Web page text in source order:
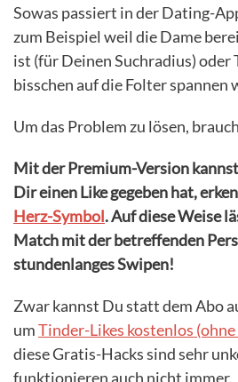
Sowas passiert in der Dating-
zum Beispiel weil die Dame
ist (für Deinen Suchradius) oder
bisschen auf die Folter spannen
Um das Problem zu lösen,
Mit der Premium-Version
Dir einen Like gegeben hat,
Herz-Symbol. Auf diese Weise
Match mit der betreffenden
stundenlanges Swipen!
Zwar kannst Du statt dem Abo
umTinder-Likes kostenlos (ohne
diese Gratis-Hacks sind sehr
funktionieren auch nicht immer.